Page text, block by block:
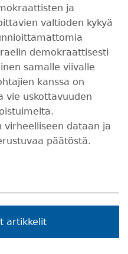
ja
valtioden kykyä
demokraattisesti
samalle viivalle
kanssa on
vie uskottavuuden
virheelliseen dataan ja
päätöstä.
artikkelit